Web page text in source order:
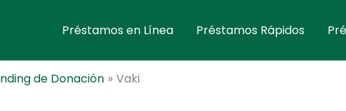
Préstamos en Línea Préstamos Rápidos
de Donación Vaki